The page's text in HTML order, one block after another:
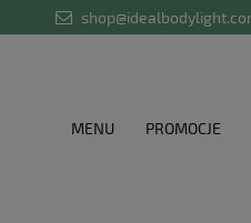
MENU PROMOCJE